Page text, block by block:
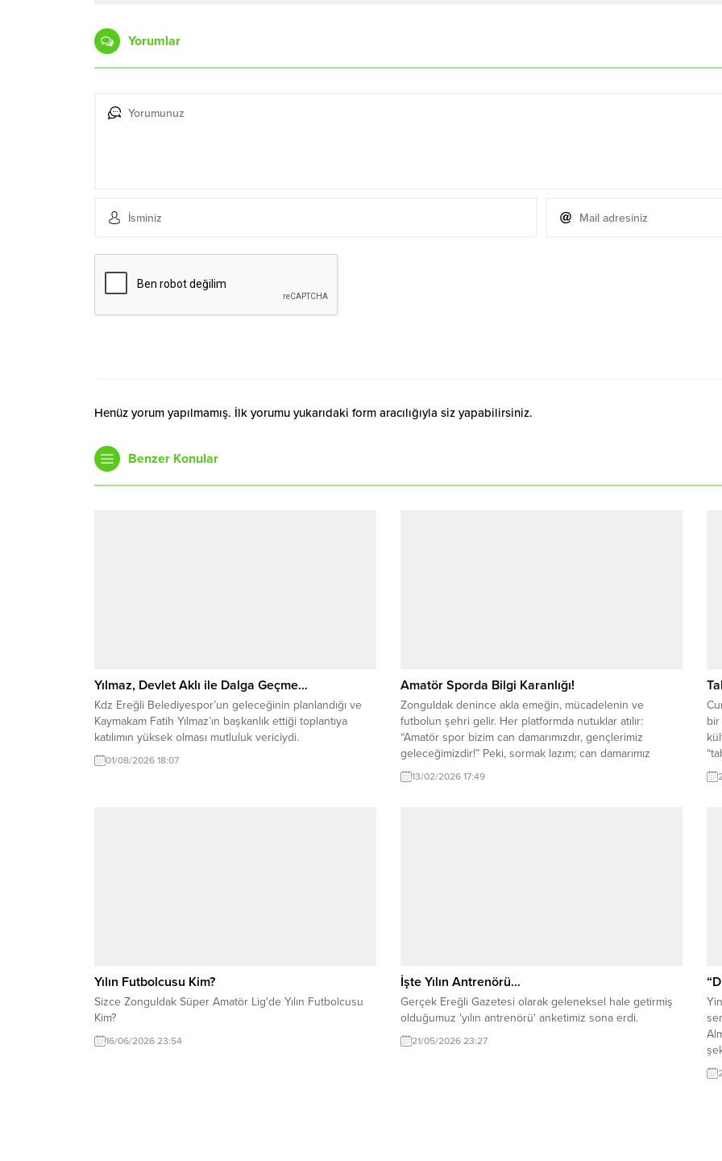
Yorumlar
Henüz yorum yapılmamış. İlk yorumu yukarıdaki form aracılığıyla siz yapabilirsiniz.
Benzer Konular
Yılmaz, Devlet Aklı ile Dalga Geçme…
Kdz Ereğli Belediyespor’un geleceğinin planlandığı ve
Kaymakam Fatih Yılmaz’ın başkanlık ettiği toplantıya
katılımın yüksek olması mutluluk vericiydi.
01/08/2026 18:07
Amatör Sporda Bilgi Karanlığı!
Zonguldak denince akla emeğin, mücadelenin ve
futbolun şehri gelir. Her platformda nutuklar atılır:
“Amatör spor bizim can damarımızdır, gençlerimiz
geleceğimizdir!” Peki, sormak lazım; can damarımız
dediğimiz o gençlerin ne zaman, nerede, saat kaçta maçı
olduğunu kaçımız biliyoruz? Ya da daha acısı, bu bilgiye
13/02/2026 17:49
bir
ile
Yılın Futbolcusu Kim?
Sizce Zonguldak Süper Amatör Lig'de Yılın Futbolcusu
Kim?
16/06/2026 23:54
İşte Yılın Antrenörü…
Gerçek Ereğli Gazetesi olarak geleneksel hale getirmiş
olduğumuz 'yılın antrenörü' anketimiz sona erdi.
21/05/2026 23:27